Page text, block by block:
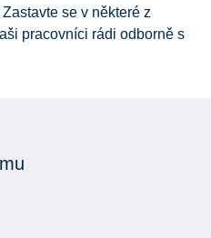
se v některé z
pracovníci rádi odborně s